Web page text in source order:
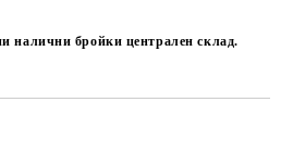
налични бройки централен склад.